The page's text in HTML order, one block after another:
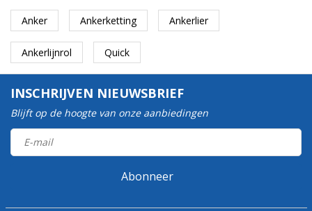
Anker Ankerketting Ankerlier
Ankerlijnrol Quick
INSCHRIJVEN NIEUWSBRIEF
Blijft op de hoogte van onze aanbiedingen
Abonneer